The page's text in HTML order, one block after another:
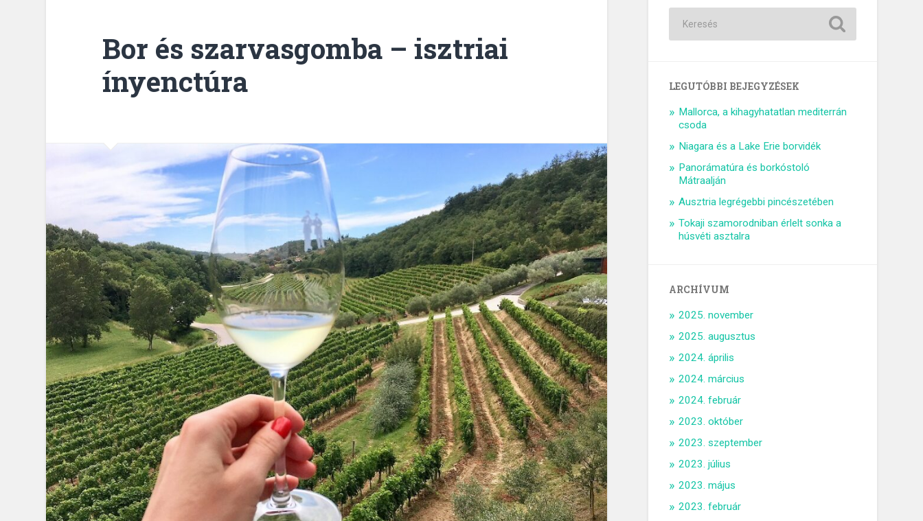
Bor és szarvasgomba – isztriai
ínyenctúra
LEGUTÓBBI BEJEGYZÉSEK
Mallorca, a kihagyhatatlan mediterrán
csoda
Niagara és a Lake Erie borvidék
Panorámatúra és borkóstoló
Mátraalján
Ausztria legrégebbi pincészetében
Tokaji szamorodniban érlelt sonka a
húsvéti asztalra
ARCHÍVUM
2025. november
2025. augusztus
2024. április
2024. március
2024. február
2023. október
2023. szeptember
2023. július
2023. május
2023. február